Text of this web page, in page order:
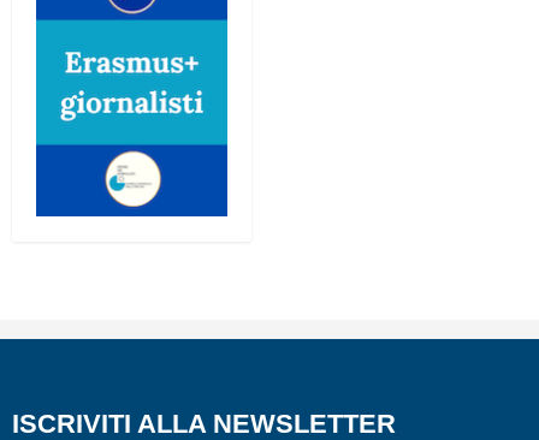
ISCRIVITI ALLA NEWSLETTER